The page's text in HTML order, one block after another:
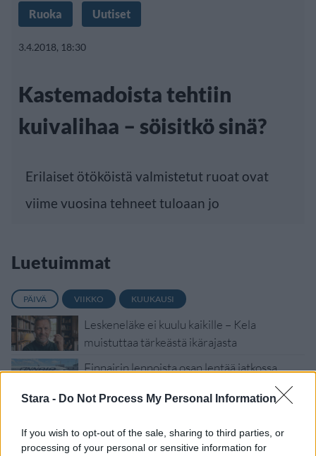
Stara - Do Not Process My Personal Information
If you wish to opt-out of the sale, sharing to third parties, or
processing of your personal or sensitive information for
Ruoka Uutiset
3.4.2018, 18:30
Kastemadoista tehtiin
kuivalihaa – söisitkö sinä?
Erilaiset ötököistä valmistetut ruoat ovat
viime vuosina tehneet tuloaan jo
Luetuimmat
PÄIVÄ VIIKKO KUUKAUSI
Leskeneläke ei kuulu kaikille – Kela
muistuttaa tärkeästä ikärajasta
Finnairin lennoista osan lentää jatkossa
toinen lentoyhtiö – matkustajille tärkeä
rajoitus
Sääennuste ulottuu nyt marraskuulle – tältä
näyttää syksyn sää